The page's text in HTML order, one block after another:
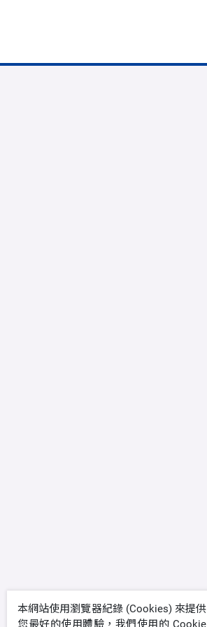
本網站使用瀏覽器紀錄 (Cookies) 來提供
您最好的使用體驗，我們使用的 Cookie